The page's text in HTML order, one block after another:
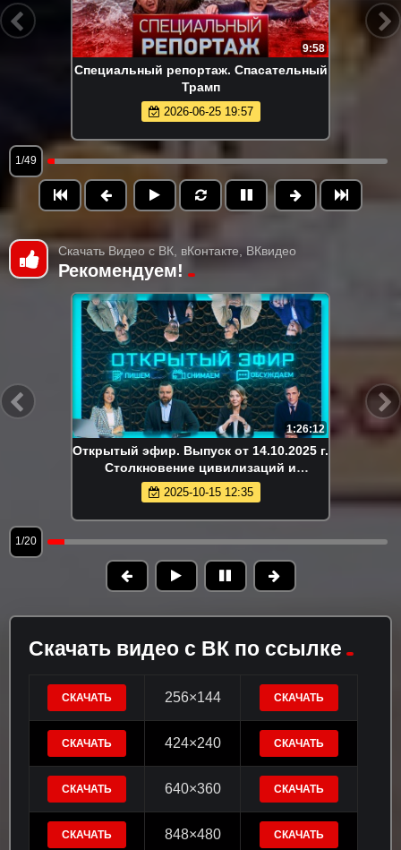
9:58
Специальный репортаж. Спасательный
Трамп
2026-06-25 19:57
1/49
Скачать Видео с ВК, вКонтакте, ВКвидео
Рекомендуем!
1:26:12
Открытый эфир. Выпуск от 14.10.2025 г.
Столкновение цивилизаций и
потерянные в реальности
2025-10-15 12:35
1/20
Скачать видео с ВК по ссылке
СКАЧАТЬ 256×144 СКАЧАТЬ
СКАЧАТЬ 424×240 СКАЧАТЬ
СКАЧАТЬ 640×360 СКАЧАТЬ
СКАЧАТЬ 848×480 СКАЧАТЬ